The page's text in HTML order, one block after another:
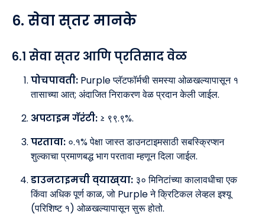
६. सेवा स्तर मानके
६.१ सेवा स्तर आणि प्रतिसाद वेळ
पोचपावती: Purple प्लॅटफॉर्मची समस्या ओळखल्यापासून १
तासाच्या आत; अंदाजित निराकरण वेळ प्रदान केली जाईल.
अपटाइम गॅरंटी: ≥ ९९.९%.
परतावा: ०.१% पेक्षा जास्त डाउनटाइमसाठी सबस्क्रिप्शन
शुल्काचा प्रमाणबद्ध भाग परतावा म्हणून दिला जाईल.
डाउनटाइमची व्याख्या: ३० मिनिटांच्या कालावधीचा एक
किंवा अधिक पूर्ण काळ, जो Purple ने क्रिटिकल लेव्हल इश्यू
(परिशिष्ट १) ओळखल्यापासून सुरू होतो.